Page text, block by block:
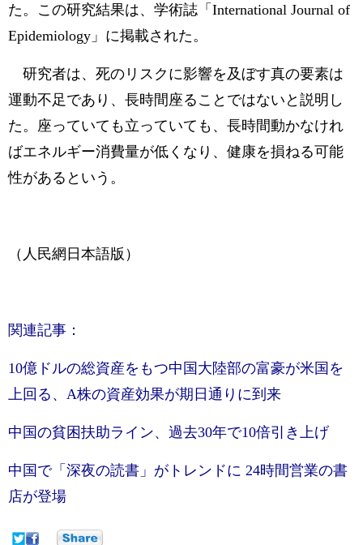
た。この研究結果は、学術誌「International Journal of
Epidemiology」に掲載された。
研究者は、死のリスクに影響を及ぼす真の要素は
運動不足であり、長時間座ることではないと説明し
た。座っていても立っていても、長時間動かなけれ
ばエネルギー消費量が低くなり、健康を損ねる可能
性があるという。
（人民網日本語版）
関連記事：
10億ドルの総資産をもつ中国大陸部の富豪が米国を
上回る、A株の資産効果が期日通りに到来
中国の貧困扶助ライン、過去30年で10倍引き上げ
中国で「深夜の読書」がトレンドに 24時間営業の書
店が登場